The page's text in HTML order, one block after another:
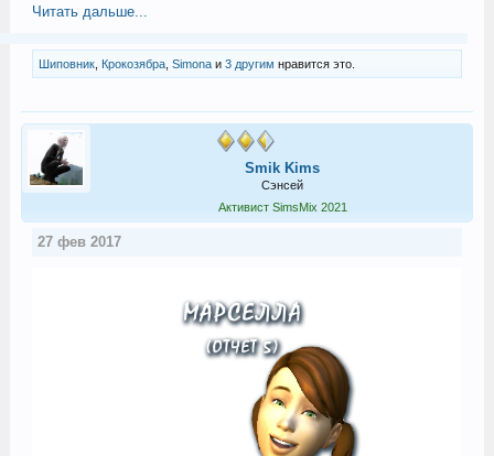
Читать дальше...
Шиповник, Крокозябра, Simonaи 3 другим нравится это.
Smik Kims
Сэнсей
Активист SimsMix 2021
27 фев 2017